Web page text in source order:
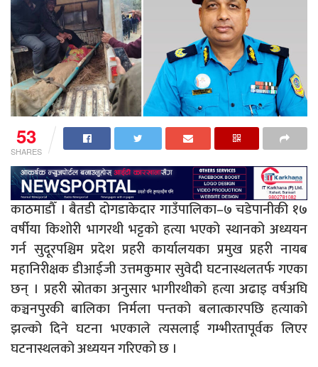
53
SHARES
काठमाडौँ । बैतडी दोगडाकेदार गाउँपालिका–७ चडेपानीकी १७
वर्षीया किशोरी भागरथी भट्टको हत्या भएको स्थानको अध्ययन
गर्न सुदूरपश्चिम प्रदेश प्रहरी कार्यालयका प्रमुख प्रहरी नायब
महानिरीक्षक डीआईजी उत्तमकुमार सुवेदी घटनास्थलतर्फ गएका
छन् । प्रहरी स्रोतका अनुसार भागीरथीको हत्या अढाइ वर्षअघि
कञ्चनपुरकी बालिका निर्मला पन्तको बलात्कारपछि हत्याको
झल्को दिने घटना भएकाले त्यसलाई गम्भीरतापूर्वक लिएर
घटनास्थलको अध्ययन गरिएको छ ।